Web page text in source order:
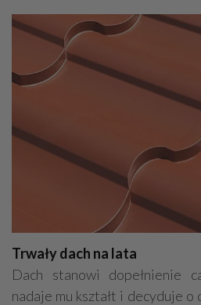
Trwały dach na lata
Dach stanowi dopełnienie
nadaje mu kształt i decyduje